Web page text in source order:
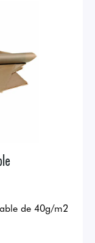
de 40g/m2